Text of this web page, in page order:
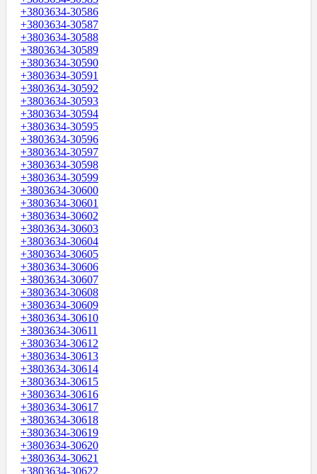
+3803634-30586
+3803634-30587
+3803634-30588
+3803634-30589
+3803634-30590
+3803634-30591
+3803634-30592
+3803634-30593
+3803634-30594
+3803634-30595
+3803634-30596
+3803634-30597
+3803634-30598
+3803634-30599
+3803634-30600
+3803634-30601
+3803634-30602
+3803634-30603
+3803634-30604
+3803634-30605
+3803634-30606
+3803634-30607
+3803634-30608
+3803634-30609
+3803634-30610
+3803634-30611
+3803634-30612
+3803634-30613
+3803634-30614
+3803634-30615
+3803634-30616
+3803634-30617
+3803634-30618
+3803634-30619
+3803634-30620
+3803634-30621
+3803634-30622